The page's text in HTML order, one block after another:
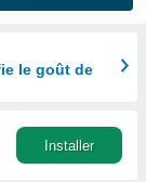
le goût de
Installer